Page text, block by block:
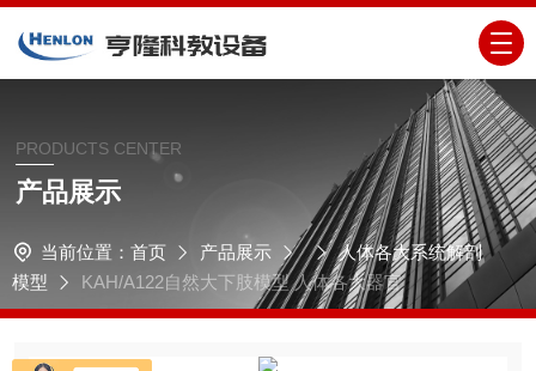
PRODUCTS CENTER
产品展示
当前位置： 首页 产品展示
人体各大系统解剖
模型
KAH/A122自然大下肢模型 人体各大器官